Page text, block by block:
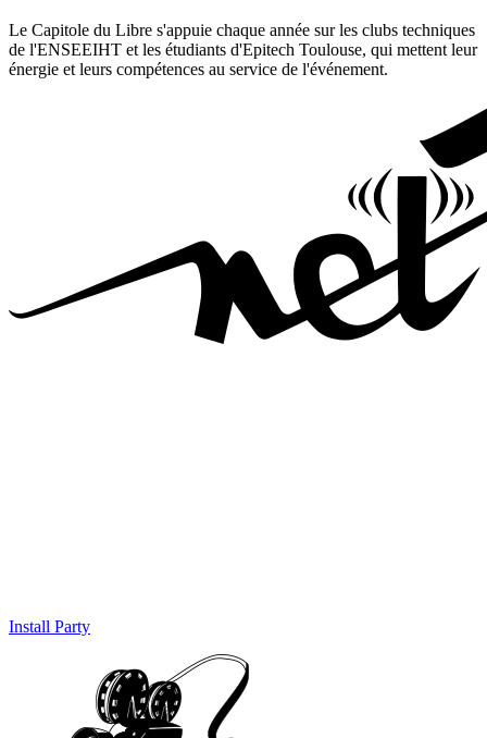
Le Capitole du Libre s'appuie chaque année sur les clubs techniques
de l'ENSEEIHT et les étudiants d'Epitech Toulouse, qui mettent leur
énergie et leurs compétences au service de l'événement.
Install Party